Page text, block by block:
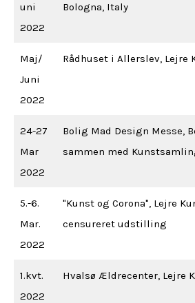
uni
2022
Bologna, Italy
Maj/
Juni
2022
Rådhuset i Allerslev, Lejre
24-27
Mar
2022
Bolig Mad Design Messe,
sammen med
5.-6.
Mar.
2022
"Kunst og Corona", Lejre
censureret udstilling
1.kvt.
2022
Hvalsø Ældrecenter, Lejre